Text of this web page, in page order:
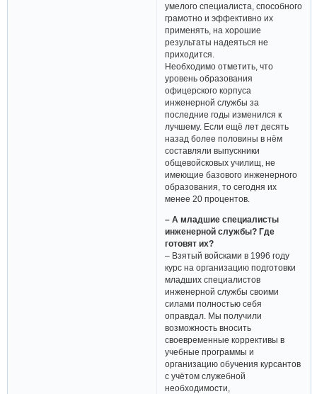
умелого специалиста, способного
грамотно и эффективно их
применять, на хорошие
результаты надеяться не
приходится.
Необходимо отметить, что
уровень образования
офицерского корпуса
инженерной службы за
последние годы изменился к
лучшему. Если ещё лет десять
назад более половины в нём
составляли выпускники
общевойсковых училищ, не
имеющие базового инженерного
образования, то сегодня их
менее 20 процентов.
– А младшие специалисты
инженерной службы? Где
готовят их?
– Взятый войсками в 1996 году
курс на организацию подготовки
младших специалистов
инженерной службы своими
силами полностью себя
оправдал. Мы получили
возможность вносить
своевременные коррективы в
учебные программы и
организацию обучения курсантов
с учётом служебной
необходимости,